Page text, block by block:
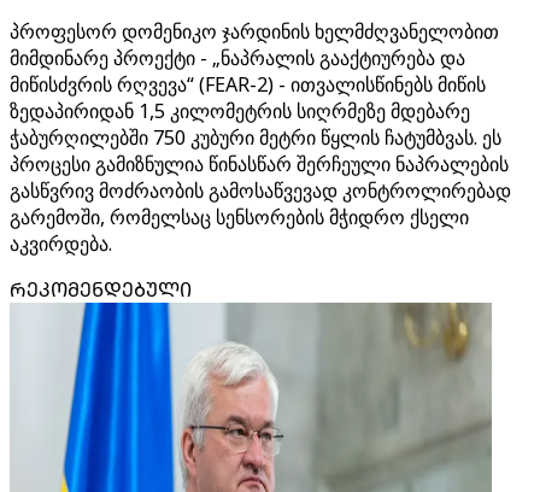
პროფესორ დომენიკო ჯარდინის ხელმძღვანელობით
მიმდინარე პროექტი - „ნაპრალის გააქტიურება და
მიწისძვრის რღვევა“ (FEAR-2) - ითვალისწინებს მიწის
ზედაპირიდან 1,5 კილომეტრის სიღრმეზე მდებარე
ჭაბურღილებში 750 კუბური მეტრი წყლის ჩატუმბვას. ეს
პროცესი გამიზნულია წინასწარ შერჩეული ნაპრალების
გასწვრივ მოძრაობის გამოსაწვევად კონტროლირებად
გარემოში, რომელსაც სენსორების მჭიდრო ქსელი
აკვირდება.
ᲠᲔᲙᲝᲛᲔᲜᲓᲔᲑᲣᲚᲘ